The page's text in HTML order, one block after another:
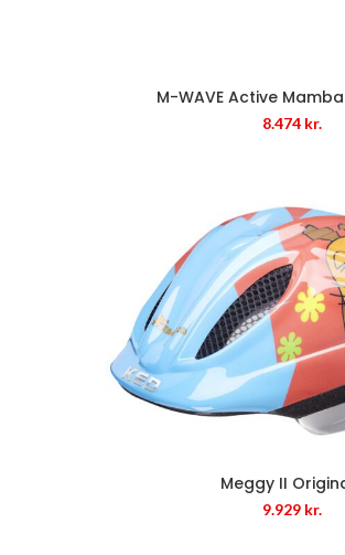
M-WAVE Active
8.474 kr.
Meggy II
9.929 kr.